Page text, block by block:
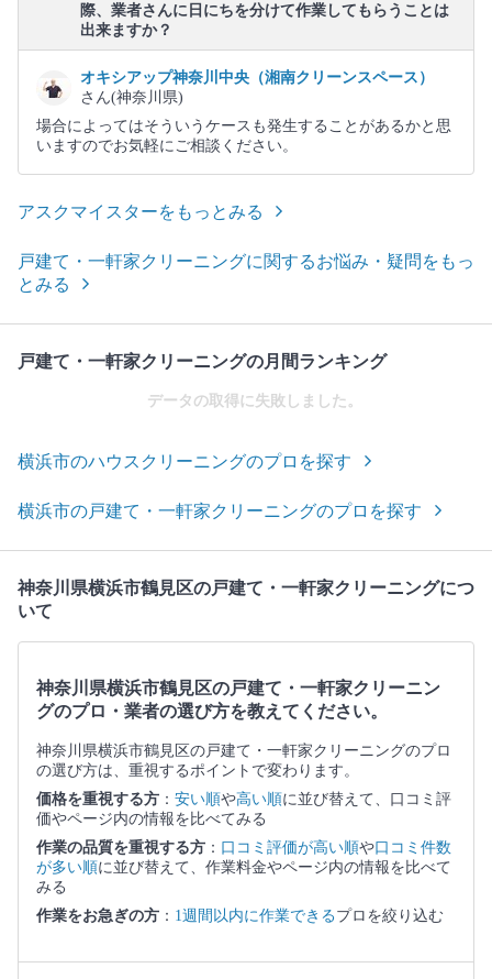
際、業者さんに日にちを分けて作業してもらうことは
出来ますか？
オキシアップ神奈川中央（湘南クリーンスペース）
さん(神奈川県)
場合によってはそういうケースも発生することがあるかと思
いますのでお気軽にご相談ください。
アスクマイスターをもっとみる
戸建て・一軒家クリーニングに関するお悩み・疑問をもっ
とみる
戸建て・一軒家クリーニングの月間ランキング
データの取得に失敗しました。
横浜市のハウスクリーニングのプロを探す
横浜市の戸建て・一軒家クリーニングのプロを探す
神奈川県横浜市鶴見区の戸建て・一軒家クリーニングにつ
いて
神奈川県横浜市鶴見区の戸建て・一軒家クリーニン
グのプロ・業者の選び方を教えてください。
神奈川県横浜市鶴見区の戸建て・一軒家クリーニングのプロ
の選び方は、重視するポイントで変わります。
価格を重視する方 ： 安い順や高い順に並び替えて、口コミ評
価やページ内の情報を比べてみる
作業の品質を重視する方 ： 口コミ評価が高い順や口コミ件数
が多い順に並び替えて、作業料金やページ内の情報を比べて
みる
作業をお急ぎの方 ： 1週間以内に作業できるプロを絞り込む